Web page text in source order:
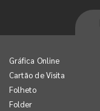
Gráfica Online
Cartão de Visita
Folheto
Folder